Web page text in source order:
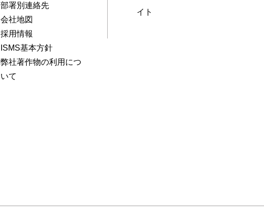
部署別連絡先
会社地図
採用情報
ISMS基本方針
弊社著作物の利用につ
いて
イト